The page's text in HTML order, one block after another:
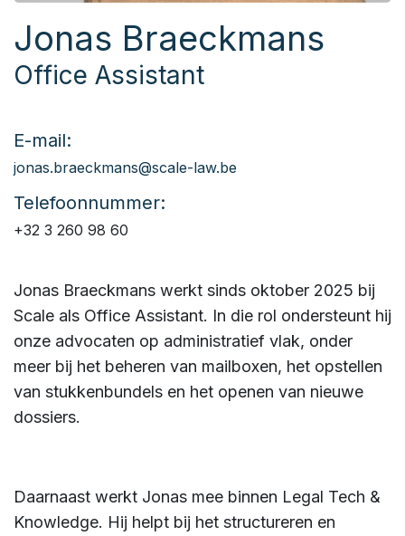
Jonas Braeckmans
Office Assistant
E-mail:
jonas.braeckmans@scale-law.be
Telefoonnummer:
+32 3 260 98 60
Jonas Braeckmans werkt sinds oktober 2025 bij
Scale als Office Assistant. In die rol ondersteunt hij
onze advocaten op administratief vlak, onder
meer bij het beheren van mailboxen, het opstellen
van stukkenbundels en het openen van nieuwe
dossiers.
Daarnaast werkt Jonas mee binnen Legal Tech &
Knowledge. Hij helpt bij het structureren en